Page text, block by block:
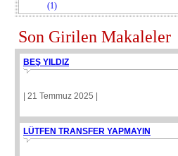
(1)
Son Girilen Makaleler
BEŞ YILDIZ
| 21 Temmuz 2025 |
LÜTFEN TRANSFER YAPMAYIN